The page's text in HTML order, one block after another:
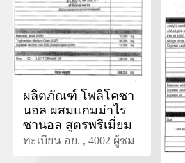
ผลิตภัณฑ์ โพลิโคซา
นอล ผสมแกมม่าไร
ซานอล สูตรพรีเมี่ยม
ทะเบียน อย. , 4002 ผู้ชม